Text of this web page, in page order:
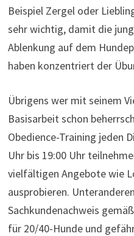
Beispiel Zergel oder
sehr wichtig, damit die
Ablenkung auf dem
haben konzentriert der
Übrigens wer mit seinem
Basisarbeit schon
Obedience-Training jeden
Uhr bis 19:00 Uhr
vielfältigen Angebote wie
ausprobieren.
Sachkundenachweis
für 20/40-Hunde und